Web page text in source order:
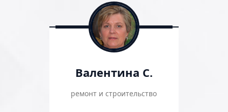
Валентина С.
ремонт и строительство